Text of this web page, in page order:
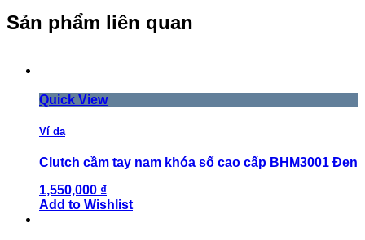
Sản phẩm liên quan
Quick View
Ví da
Clutch cầm tay nam khóa số cao cấp BHM3001 Đen
1,550,000 ₫
Add to Wishlist